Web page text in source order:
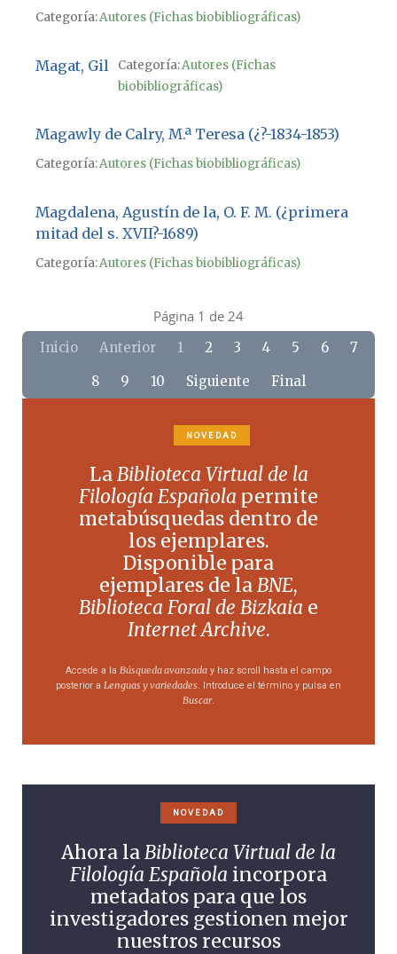
Categoría:Autores (Fichas biobibliográficas)
Magat, Gil Categoría:Autores (Fichas
biobibliográficas)
Magawly de Calry, M.ª Teresa (¿?-1834-1853)
Categoría:Autores (Fichas biobibliográficas)
Magdalena, Agustín de la, O. F. M. (¿primera
mitad del s. XVII?-1689)
Categoría:Autores (Fichas biobibliográficas)
Página 1 de 24
Inicio Anterior 1 2 3 4 5 6
7
8
9 10 Siguiente Final
NOVEDAD
LaBiblioteca Virtual de la
Filología Española permite
metabúsquedas dentro de
los ejemplares.
Disponible para
ejemplares de laBNE,
Biblioteca Foral de Bizkaia e
Internet Archive.
Accede a la Búsqueda avanzada y haz scroll hasta el campo
posterior a Lenguas y variedades. Introduce el término y pulsa en
Buscar.
NOVEDAD
Ahora laBiblioteca Virtual de la
Filología Española incorpora
metadatos para que los
investigadores gestionen mejor
nuestros recursos